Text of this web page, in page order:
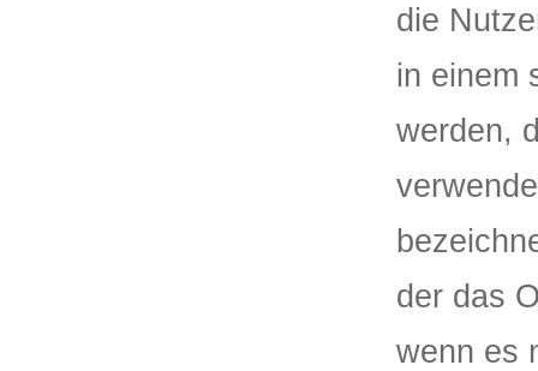
die
in einem
werden,
der das
wenn es